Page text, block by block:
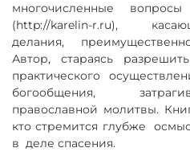
многочисленные
(http://karelin-r.ru),
делания,
Автор, стараясь
практического
богообщения,
православной молитвы.
кто стремится глубже
в деле спасения.